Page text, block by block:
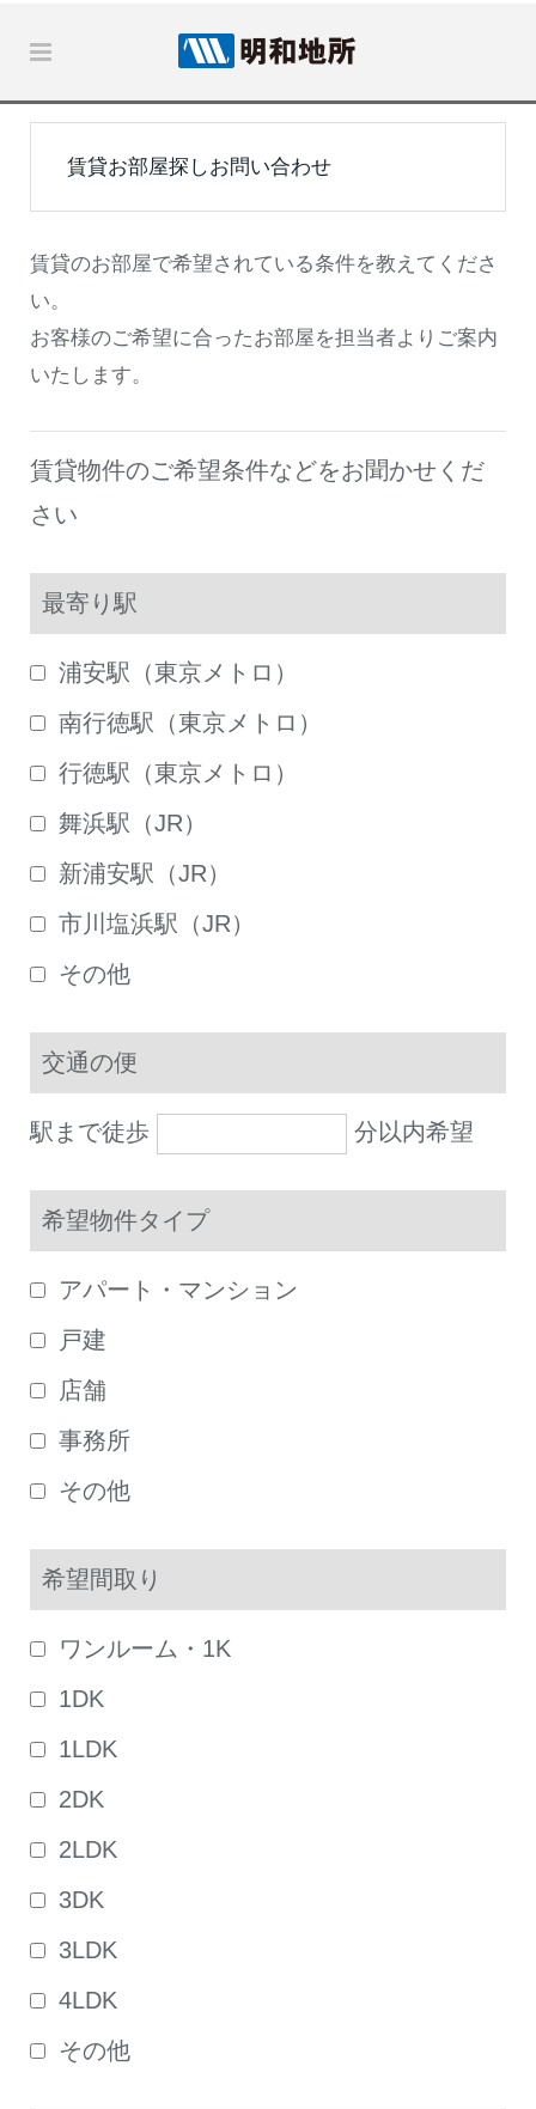
賃貸お部屋探しお問い合わせ
賃貸のお部屋で希望されている条件を教えてくださ
い。
お客様のご希望に合ったお部屋を担当者よりご案内
いたします。
賃貸物件のご希望条件などをお聞かせくだ
さい
最寄り駅
浦安駅（東京メトロ）
南行徳駅（東京メトロ）
行徳駅（東京メトロ）
舞浜駅（JR）
新浦安駅（JR）
市川塩浜駅（JR）
その他
交通の便
駅まで徒歩 分以内希望
希望物件タイプ
アパート・マンション
戸建
店舗
事務所
その他
希望間取り
ワンルーム・1K
1DK
1LDK
2DK
2LDK
3DK
3LDK
4LDK
その他